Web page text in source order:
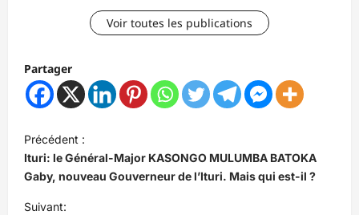
Voir toutes les publications
Partager
a
v
i
Précédent :
Ituri: le Général-Major KASONGO MULUMBA BATOKA
Gaby, nouveau Gouverneur de l’Ituri. Mais qui est-il ?
Suivant: